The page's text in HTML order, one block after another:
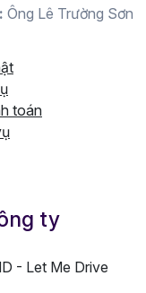
Ông Lê Trường Sơn
toán
ty
- Let Me Drive